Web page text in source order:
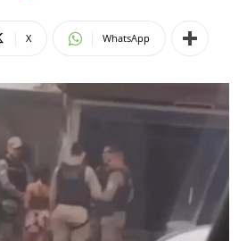
X WhatsApp